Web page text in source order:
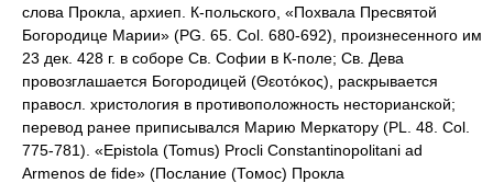
слова Прокла, архиеп. К-польского, «Похвала Пресвятой
Богородице Марии» (PG. 65. Col. 680-692), произнесенного им
23 дек. 428 г. в соборе Св. Софии в К-поле; Св. Дева
провозглашается Богородицей (Θεοτόκος), раскрывается
правосл. христология в противоположность несторианской;
перевод ранее приписывался Марию Меркатору (PL. 48. Col.
775-781). «Epistola (Tomus) Procli Constantinopolitani ad
Armenos de fide» (Послание (Томос) Прокла